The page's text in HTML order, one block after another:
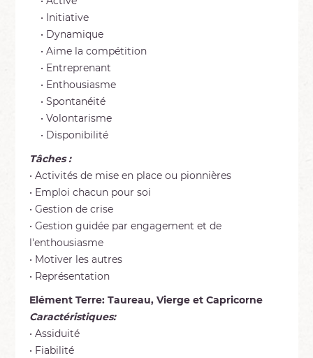
• Initiative
• Dynamique
• Aime la compétition
• Entreprenant
• Enthousiasme
• Spontanéité
• Volontarisme
• Disponibilité
Tâches :
• Activités de mise en place ou pionnières
• Emploi chacun pour soi
• Gestion de crise
• Gestion guidée par engagement et de
l'enthousiasme
• Motiver les autres
• Représentation
Elément Terre: Taureau, Vierge et Capricorne
Caractéristiques:
• Assiduité
• Fiabilité